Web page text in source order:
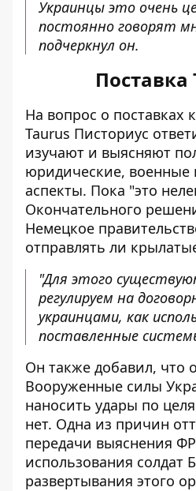
Украинцы это очень
постоянно говорят
подчеркнул он.
Поставка
На вопрос о поставках
Taurus Писториус
изучают и выясняют
юридические, военные
аспекты. Пока "это
Окончательного
Немецкое
отправлять ли
"Для этого
регулируем на
украинцами, как
поставленные
Он также добавил, что
Вооруженные силы
наносить удары по
нет. Одна из причин
передачи выяснения
использования солдат
развертывания этого